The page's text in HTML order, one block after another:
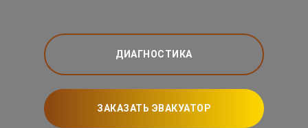
ДИАГНОСТИКА
ЗАКАЗАТЬ ЭВАКУАТОР